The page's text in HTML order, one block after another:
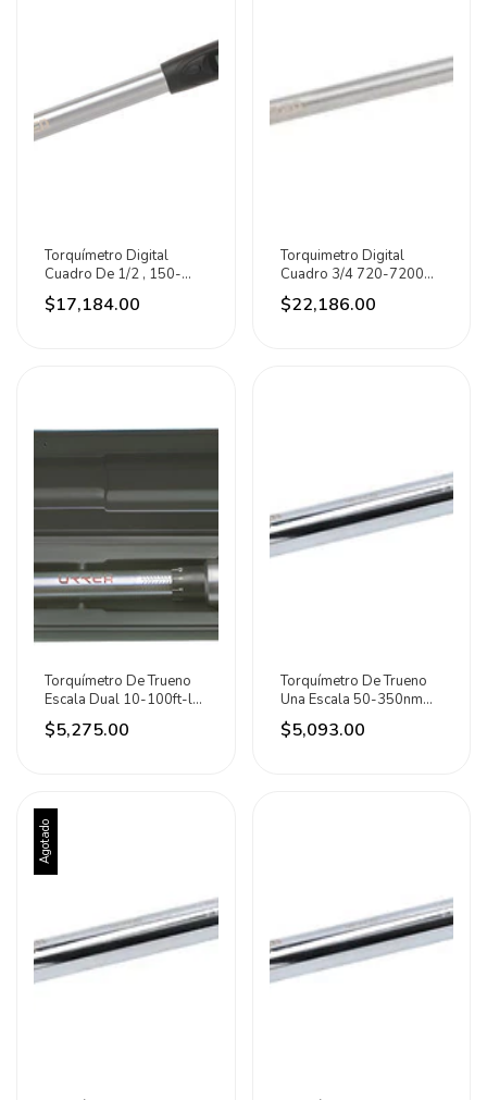
Torquímetro Digital
Cuadro De 1/2 , 150-
3000 In-lb
$17,184.00
Torquimetro Digital
Cuadro 3/4 720-7200
In/lib Urrea
$22,186.00
Torquímetro De Trueno
Escala Dual 10-100ft-lb
Urrea
$5,275.00
Torquímetro De Trueno
Una Escala 50-350nm
1/2puLG Urrea
$5,093.00
Agotado